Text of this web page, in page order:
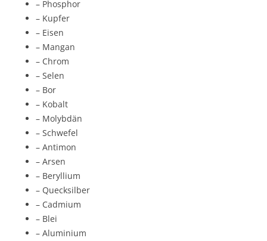
– Phosphor
– Kupfer
– Eisen
– Mangan
– Chrom
– Selen
– Bor
– Kobalt
– Molybdän
– Schwefel
– Antimon
– Arsen
– Beryllium
– Quecksilber
– Cadmium
– Blei
– Aluminium